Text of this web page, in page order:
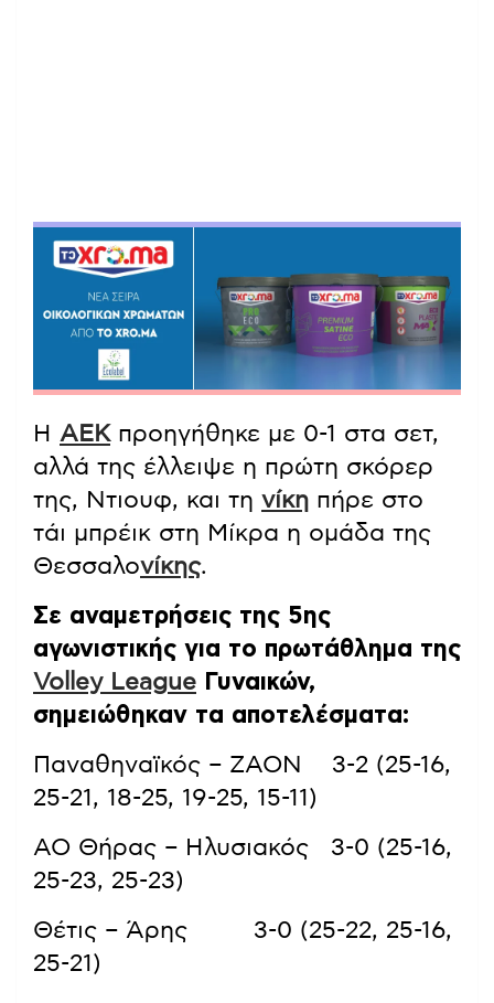
Η ΑΕΚ προηγήθηκε με 0-1 στα σετ,
αλλά της έλλειψε η πρώτη σκόρερ
της, Ντιουφ, και τη νίκη πήρε στο
τάι μπρέικ στη Μίκρα η ομάδα της
Θεσσαλονίκης.
Σε αναμετρήσεις της 5ης
αγωνιστικής για το πρωτάθλημα της
Volley League Γυναικών,
σημειώθηκαν τα αποτελέσματα:
Παναθηναϊκός – ΖΑΟΝ 3-2 (25-16,
25-21, 18-25, 19-25, 15-11)
ΑΟ Θήρας – Ηλυσιακός 3-0 (25-16,
25-23, 25-23)
Θέτις – Άρης 3-0 (25-22, 25-16,
25-21)